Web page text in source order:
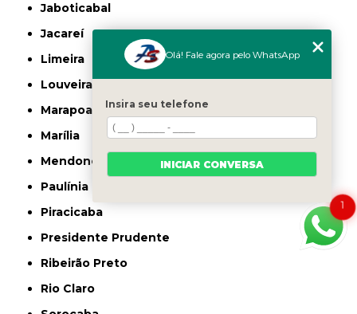
Jaboticabal
Jacareí
Limeira
Louveira
Marapoama
Marília
Mendonça
Paulínia
Piracicaba
Presidente Prudente
Ribeirão Preto
Rio Claro
1
Olá! Fale agora pelo WhatsApp
Insira seu telefone
INICIAR CONVERSA